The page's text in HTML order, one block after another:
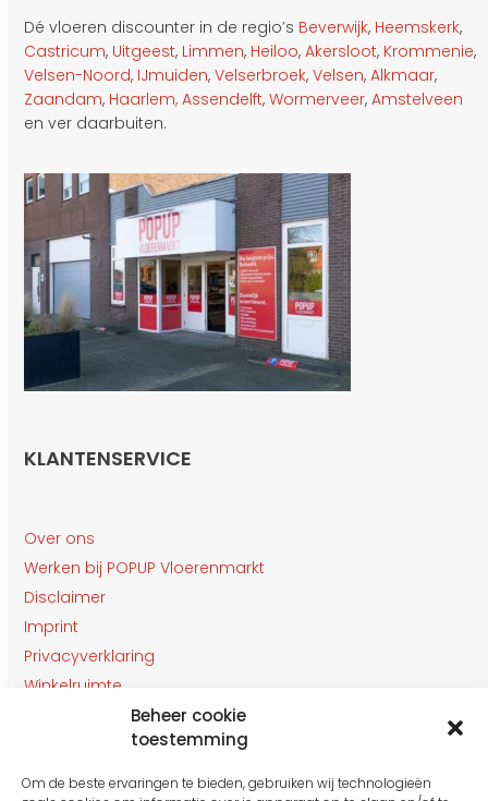
Beheer cookie
toestemming
Om de beste ervaringen te bieden, gebruiken wij technologieën
Dé vloeren discounter in de regio’s Beverwijk, Heemskerk,
Castricum, Uitgeest, Limmen, Heiloo,Akersloot, Krommenie,
Velsen-Noord, IJmuiden,Velserbroek,Velsen,Alkmaar,
Zaandam, Haarlem, Assendelft,Wormerveer,Amstelveen
en ver daarbuiten.
KLANTENSERVICE
Over ons
Werken bij POPUP Vloerenmarkt
Disclaimer
Imprint
Privacyverklaring
Winkelruimte
Klantenservice
OPENINGSTIJDEN